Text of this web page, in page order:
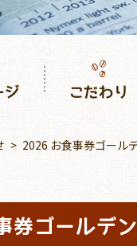
ジ こだわり
2026 お食事券ゴール
券ゴールデ